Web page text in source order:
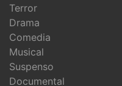
Terror
Drama
Comedia
Musical
Suspenso
Documental